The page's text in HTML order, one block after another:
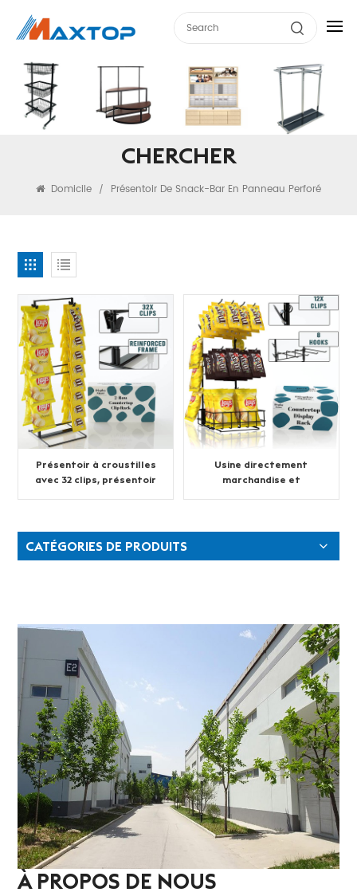
CHERCHER
Domicile / Présentoir De Snack-Bar En Panneau Perforé
Présentoir à croustilles
avec 32 clips, présentoir
Usine directement
marchandise et
CATÉGORIES DE PRODUITS
À PROPOS DE NOUS